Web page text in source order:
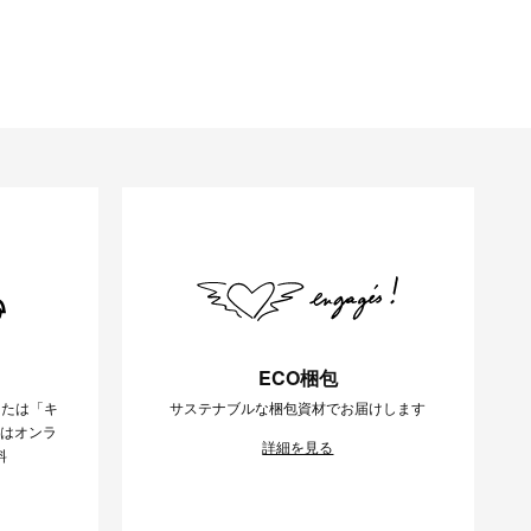
は「キ
オンラ
ECO梱包
サステナブルな梱包資材でお届けします
詳細を見る